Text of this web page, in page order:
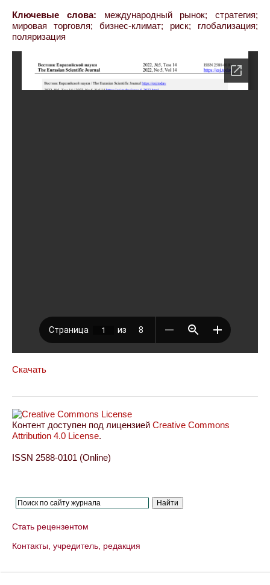
Ключевые слова: международный рынок; стратегия;
мировая торговля; бизнес-климат; риск; глобализация;
поляризация
Скачать
Контент доступен под лицензией Creative Commons
Attribution 4.0 License.
ISSN 2588-0101 (Online)
Стать рецензентом
Контакты, учредитель, редакция